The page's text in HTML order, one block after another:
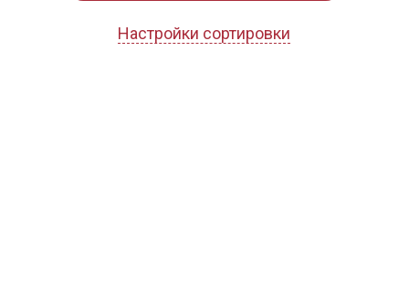
Настройки сортировки